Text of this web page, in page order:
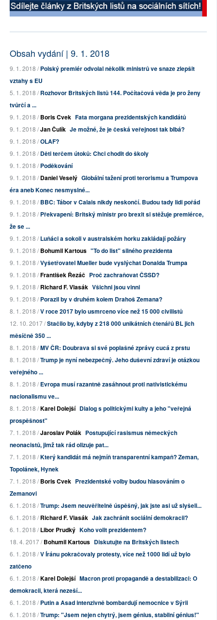
Obsah vydání | 9. 1. 2018
9. 1. 2018 /Polský premiér odvolal několik ministrů ve snaze zlepšit
vztahy s EU
5. 1. 2018 /Rozhovor Britských listů 144. Počítačová věda je pro ženy
tvůrčí a ...
9. 1. 2018 /Boris Cvek Fata morgana prezidentských kandidátů
9. 1. 2018 /Jan Čulík Je možné, že je česká veřejnost tak blbá?
9. 1. 2018 /OLAF?
9. 1. 2018 /Děti terčem útoků: Chci chodit do školy
9. 1. 2018 /Poděkování
9. 1. 2018 /Daniel Veselý Globální tažení proti terorismu a Trumpova
éra aneb Konec nesmyslné...
9. 1. 2018 /BBC: Tábor v Calais nikdy neskončí. Budou tady lidi pořád
9. 1. 2018 /Překvapení: Britský ministr pro brexit si stěžuje premiérce,
že se ...
9. 1. 2018 /Luňáci a sokoli v australském horku zakládají požáry
9. 1. 2018 /Bohumil Kartous "To do list" silného prezidenta
9. 1. 2018 /Vyšetřovatel Mueller bude vyslýchat Donalda Trumpa
9. 1. 2018 /František Řezáč Proč zachraňovat ČSSD?
9. 1. 2018 /Richard F. Vlasák Všichni jsou vinni
9. 1. 2018 /Porazil by v druhém kolem Drahoš Zemana?
8. 1. 2018 /V roce 2017 bylo usmrceno více než 15 000 civilistů
12. 10. 2017 /Stačilo by, kdyby z 218 000 unikátních čtenářů BL jich
měsíčně 350 ...
8. 1. 2018 /MV ČR: Doubrava si své poplašné zprávy cucá z prstu
8. 1. 2018 /Trump je nyní nebezpečný. Jeho duševní zdraví je otázkou
veřejného ...
8. 1. 2018 /Evropa musí razantně zasáhnout proti nativistickému
nacionalismu ve...
8. 1. 2018 /Karel Dolejší Dialog s politickými kulty a jeho "veřejná
prospěšnost"
7. 1. 2018 /Jaroslav Polák Postupující rasismus německých
neonacistů, jimž tak rád olizuje pat...
7. 1. 2018 /Který kandidát má nejmíň transparentní kampaň? Zeman,
Topolánek, Hynek
7. 1. 2018 /Boris Cvek Prezidentské volby budou hlasováním o
Zemanovi
6. 1. 2018 /Trump: Jsem neuvěřitelně úspěšný, jak jste asi už slyšeli...
6. 1. 2018 /Richard F. Vlasák Jak zachránit sociální demokracii?
6. 1. 2018 /Libor Prudký Koho volit prezidentem?
18. 4. 2017 /Bohumil Kartous Diskutujte na Britských listech
6. 1. 2018 /V Íránu pokračovaly protesty, více než 1000 lidí už bylo
zatčeno
6. 1. 2018 /Karel Dolejší Macron proti propagandě a destabilizaci: O
demokracii, která nezeší...
6. 1. 2018 /Putin a Asad intenzivně bombardují nemocnice v Sýrii
6. 1. 2018 /Trump: "Jsem nejen chytrý, jsem génius, stabilní génius!"